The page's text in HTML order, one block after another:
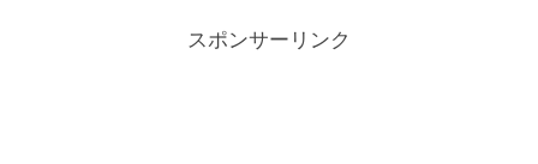
スポンサーリンク